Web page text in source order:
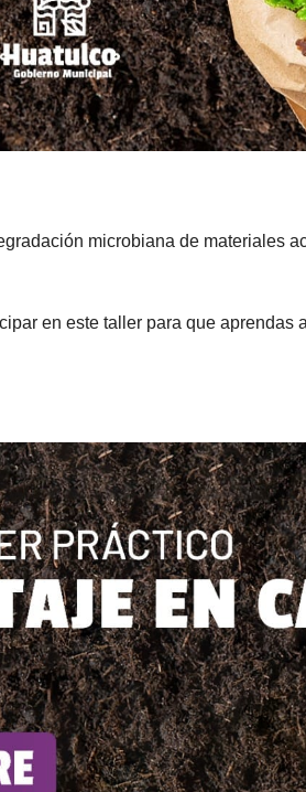
microbiana de materiales
en este taller para que aprendas